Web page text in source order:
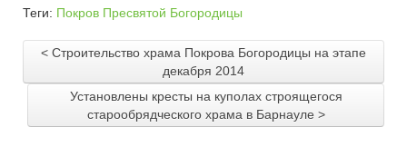
Теги: Покров Пресвятой Богородицы
< Строительство храма Покрова Богородицы на этапе
декабря 2014
Установлены кресты на куполах строящегося
старообрядческого храма в Барнауле >